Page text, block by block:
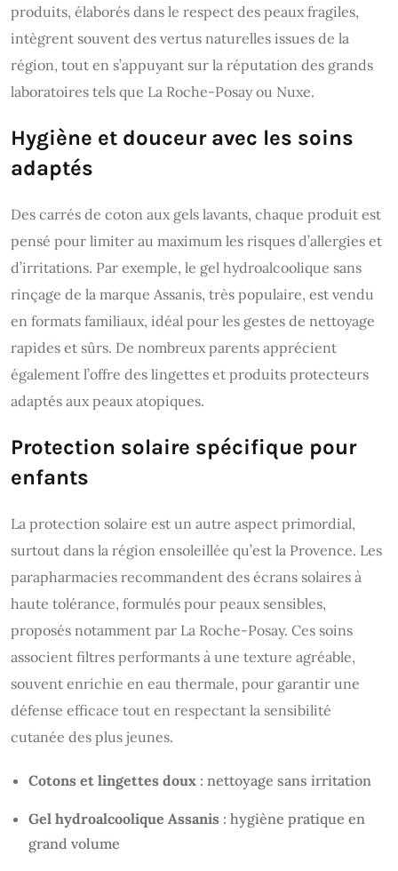
produits, élaborés dans le respect des peaux fragiles,
intègrent souvent des vertus naturelles issues de la
région, tout en s’appuyant sur la réputation des grands
laboratoires tels que La Roche-Posay ou Nuxe.
Hygiène et douceur avec les soins
adaptés
Des carrés de coton aux gels lavants, chaque produit est
pensé pour limiter au maximum les risques d’allergies et
d’irritations. Par exemple, le gel hydroalcoolique sans
rinçage de la marque Assanis, très populaire, est vendu
en formats familiaux, idéal pour les gestes de nettoyage
rapides et sûrs. De nombreux parents apprécient
également l’offre des lingettes et produits protecteurs
adaptés aux peaux atopiques.
Protection solaire spécifique pour
enfants
La protection solaire est un autre aspect primordial,
surtout dans la région ensoleillée qu’est la Provence. Les
parapharmacies recommandent des écrans solaires à
haute tolérance, formulés pour peaux sensibles,
proposés notamment par La Roche-Posay. Ces soins
associent filtres performants à une texture agréable,
souvent enrichie en eau thermale, pour garantir une
défense efficace tout en respectant la sensibilité
cutanée des plus jeunes.
Cotons et lingettes doux : nettoyage sans irritation
Gel hydroalcoolique Assanis : hygiène pratique en
grand volume